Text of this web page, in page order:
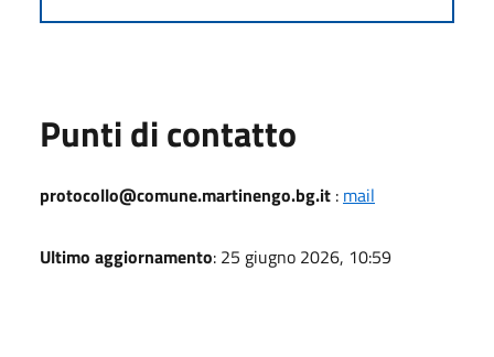
Punti di contatto
protocollo@comune.martinengo.bg.it : mail
Ultimo aggiornamento: 25 giugno 2026, 10:59